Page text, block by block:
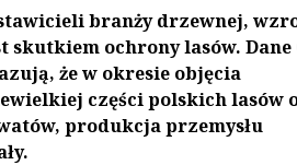
branży drzewnej,
skutkiem ochrony lasów. Dane
że w okresie objęcia
części polskich lasów
produkcja przemysłu